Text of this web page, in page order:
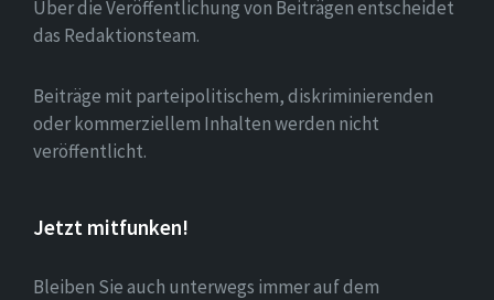
Über die Veröffentlichung von Beiträgen entscheidet
das Redaktionsteam.
Beiträge mit parteipolitischem, diskriminierenden
oder kommerziellem Inhalten werden nicht
veröffentlicht.
Jetzt mitfunken!
Bleiben Sie auch unterwegs immer auf dem